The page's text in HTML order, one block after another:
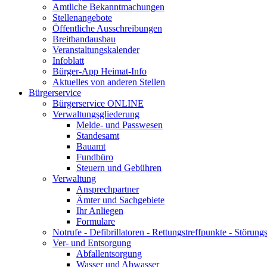
Amtliche Bekanntmachungen
Stellenangebote
Öffentliche Ausschreibungen
Breitbandausbau
Veranstaltungskalender
Infoblatt
Bürger-App Heimat-Info
Aktuelles von anderen Stellen
Bürgerservice
Bürgerservice ONLINE
Verwaltungsgliederung
Melde- und Passwesen
Standesamt
Bauamt
Fundbüro
Steuern und Gebühren
Verwaltung
Ansprechpartner
Ämter und Sachgebiete
Ihr Anliegen
Formulare
Notrufe - Defibrillatoren - Rettungstreffpunkte -
Ver- und Entsorgung
Abfallentsorgung
Wasser und Abwasser